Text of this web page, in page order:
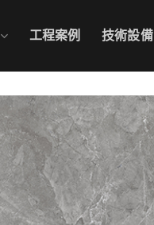
工程案例 技術設備